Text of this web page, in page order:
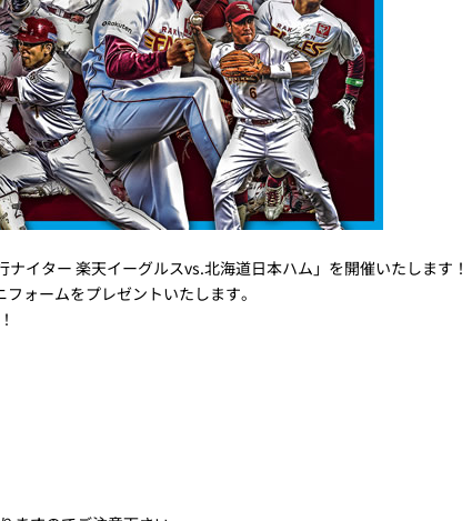
イター 楽天イーグルスvs.北海道日本ハム」を開催いたします！
ォームをプレゼントいたします。